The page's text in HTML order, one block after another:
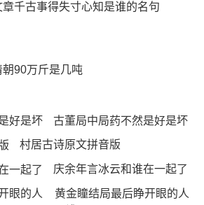
章千古事得失寸心知是谁的名句
朝90万斤是几吨
古董局中局药不然是好是坏
村居古诗原文拼音版
庆余年言冰云和谁在一起了
黄金瞳结局最后睁开眼的人